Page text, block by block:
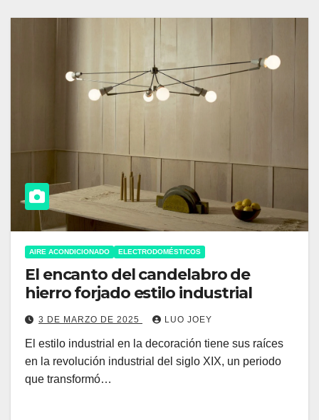
AIRE ACONDICIONADO ELECTRODOMÉSTICOS
El encanto del candelabro de
hierro forjado estilo industrial
3 DE MARZO DE 2025 LUO JOEY
El estilo industrial en la decoración tiene sus raíces
en la revolución industrial del siglo XIX, un periodo
que transformó…